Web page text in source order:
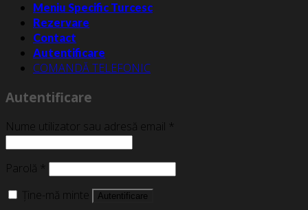
Meniu Specific Turcesc
Rezervare
Contact
Autentificare
COMANDĂ TELEFONIC
Autentificare
Nume utilizator sau adresă email *
Parolă *
Ține-mă minte
Autentificare